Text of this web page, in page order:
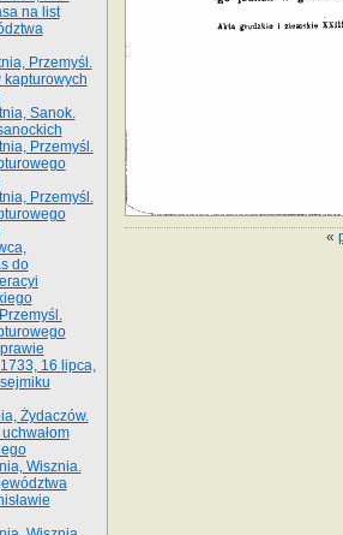
«
na list
Przemyśl.
kapturowych
Sanok.
Przemyśl.
Przemyśl.
do
16 lipca,
Żydaczów.
Wisznia.